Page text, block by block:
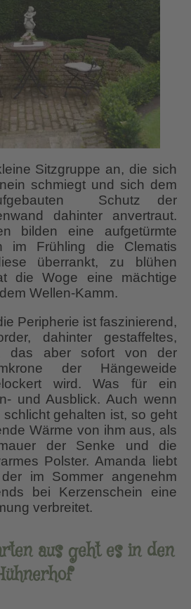
Sitzgruppe an, die sich
schmiegt und sich dem
Schutz der
dahinter anvertraut.
bilden eine aufgetürmte
im Frühling die Clematis
überrankt, zu blühen
die Woge eine mächtige
Wellen-Kamm.
Peripherie ist faszinierend,
dahinter gestaffeltes,
das aber sofort von der
der Hängeweide
wird. Was für ein
und Ausblick. Auch wenn
gehalten ist, so geht
Wärme von ihm aus, als
der Senke und die
Polster. Amanda liebt
im Sommer angenehm
bei Kerzenschein eine
verbreitet.
aus geht es in den